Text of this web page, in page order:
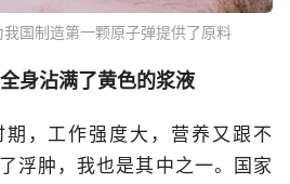
国制造第一颗原子弹提供了原料
身沾满了黄色的浆液
，工作强度大，营养又跟不
浮肿，我也是其中之一。国家